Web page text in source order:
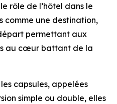
rôle de l’hôtel dans le
comme une destination,
permettant aux
au cœur battant de la
capsules, appelées
simple ou double, elles